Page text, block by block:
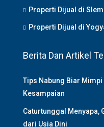
Properti Dijual di
Properti Dijual di
Berita Dan Artikel
Tips Nabung Biar Mimpi
Kesampaian
Caturtunggal Menyapa,
dari Usia Dini